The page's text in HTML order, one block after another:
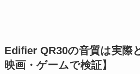
Edifier QR30の音質は実際
映画・ゲームで検証】